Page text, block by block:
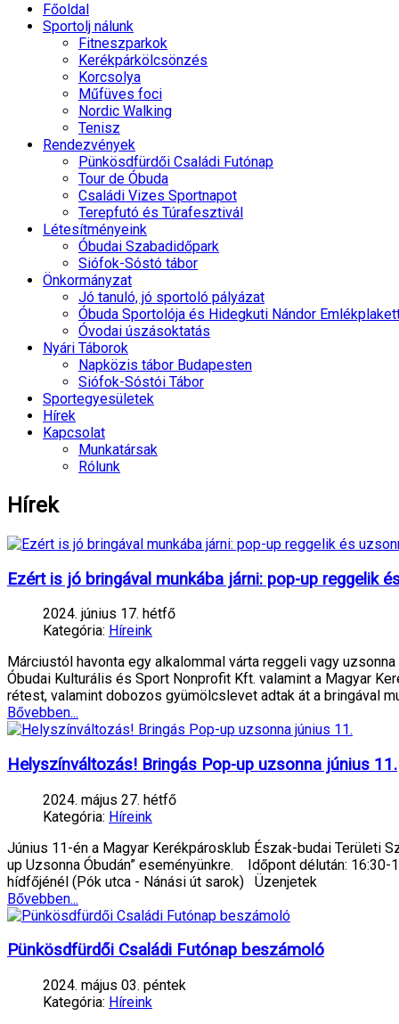
Főoldal
Sportolj nálunk
Fitneszparkok
Kerékpárkölcsönzés
Korcsolya
Műfüves foci
Nordic Walking
Tenisz
Rendezvények
Pünkösdfürdői Családi Futónap
Tour de Óbuda
Családi Vizes Sportnapot
Terepfutó és Túrafesztivál
Létesítményeink
Óbudai Szabadidőpark
Siófok-Sóstó tábor
Önkormányzat
Jó tanuló, jó sportoló pályázat
Óbuda Sportolója és Hidegkuti Nándor
Óvodai úszásoktatás
Nyári Táborok
Napközis tábor Budapesten
Siófok-Sóstói Tábor
Sportegyesületek
Hírek
Kapcsolat
Munkatársak
Rólunk
Hírek
Ezért is jó bringával munkába járni: pop-up reggelik
2024. június 17. hétfő
Kategória: Híreink
Márciustól havonta egy alkalommal várta reggeli vagy
Óbudai Kulturális és Sport Nonprofit Kft. valamint a Magyar
rétest, valamint dobozos gyümölcslevet adtak át a bringával
Bővebben...
Helyszínváltozás! Bringás Pop-up uzsonna június 11.
2024. május 27. hétfő
Kategória: Híreink
Június 11-én a Magyar Kerékpárosklub Észak-budai Területi
up Uzsonna Óbudán” eseményünkre. Időpont délután:
hídfőjénél (Pók utca - Nánási út sarok) Üzenjetek
Bővebben...
Pünkösdfürdői Családi Futónap beszámoló
2024. május 03. péntek
Kategória: Híreink